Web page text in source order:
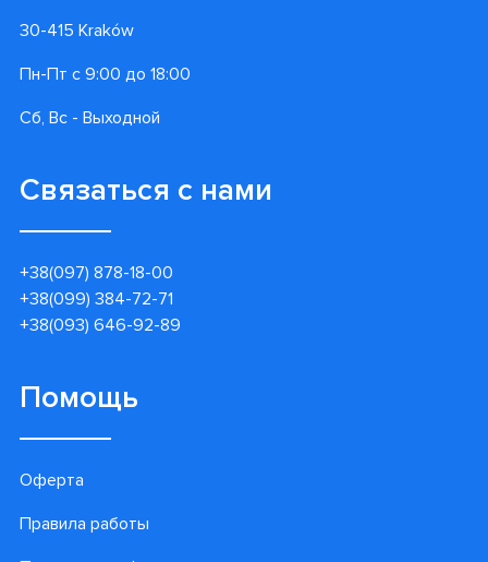
30-415 Kraków
Пн-Пт с 9:00 до 18:00
Сб, Вс - Выходной
Связаться с нами
+38(097) 878-18-00
+38(099) 384-72-71
+38(093) 646-92-89
Помощь
Оферта
Правила работы